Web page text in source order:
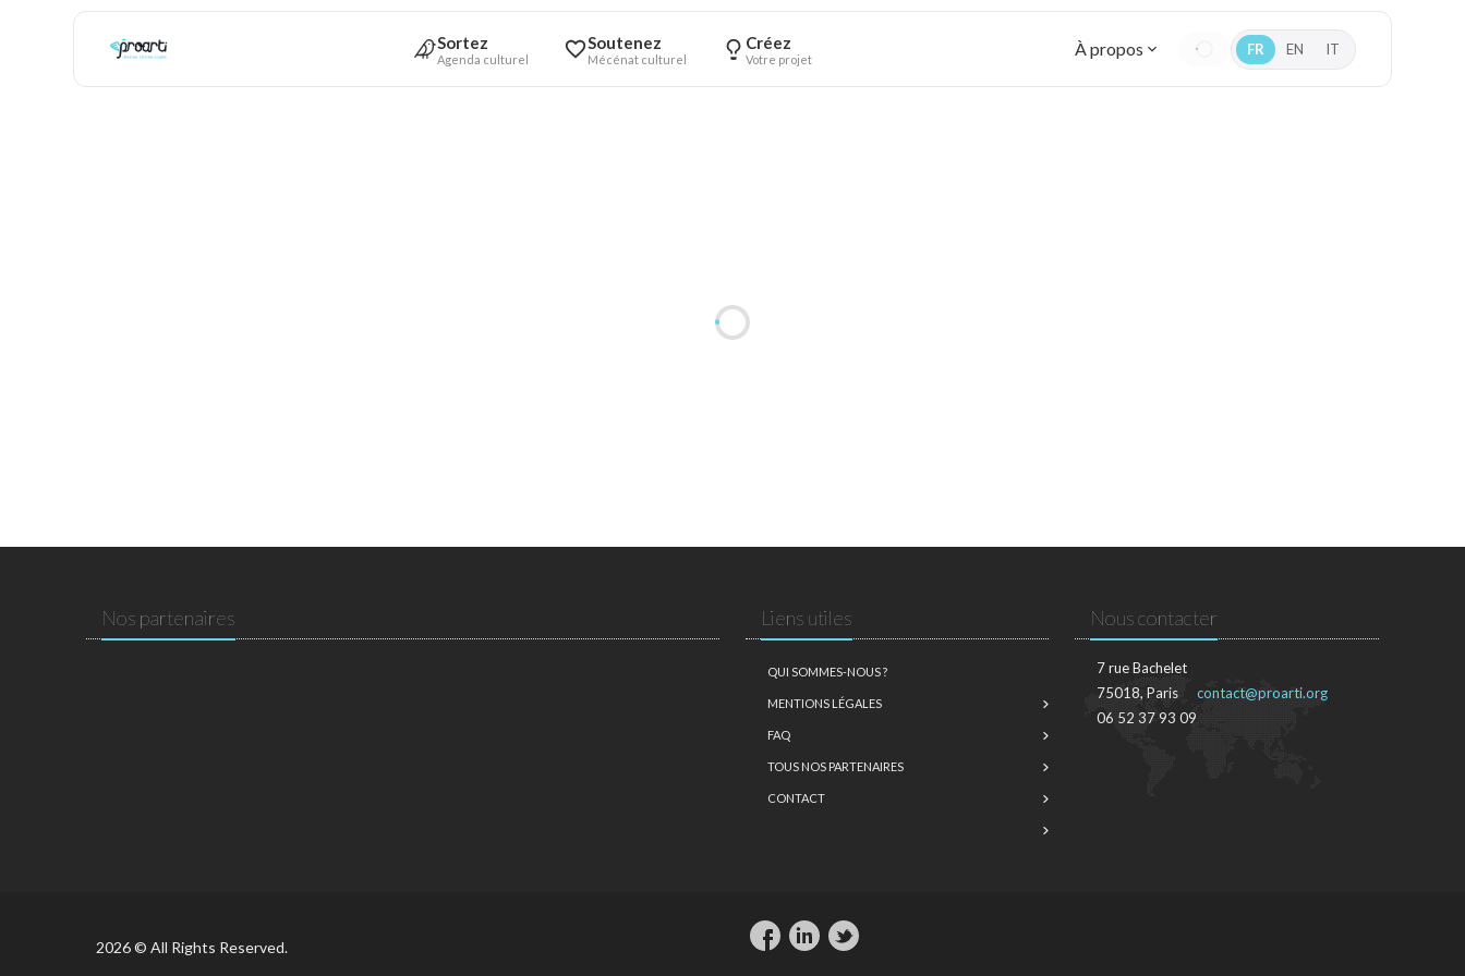
Sortez
Agenda culturel
Soutenez
Mécénat culturel
Créez
Votre projet À propos FR EN IT
Nos partenaires Liens utiles
QUI SOMMES-NOUS ?
MENTIONS LÉGALES
FAQ
TOUS NOS PARTENAIRES
CONTACT
Nous contacter
7 rue Bachelet
75018, Paris
06 52 37 93 09
contact@proarti.org
2026 © All Rights Reserved.